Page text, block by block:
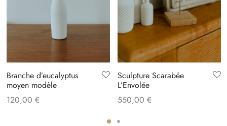
Branche d’eucalyptus
moyen modèle
120,00 €
Sculpture Scarabée
L’Envolée
550,00 €